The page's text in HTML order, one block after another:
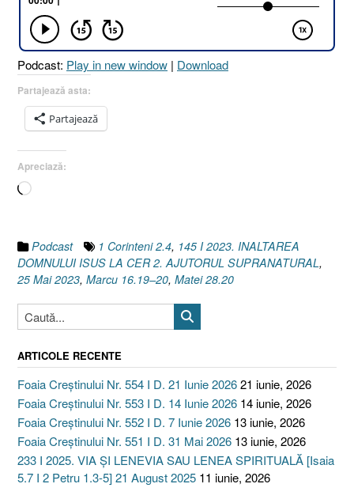
2.
Podcast: Play in new window | Download
Partajează asta:
Partajează
Apreciază:
Încarc...
Podcast 1 Corinteni 2.4, 145 I 2023. INALTAREA
DOMNULUI ISUS LA CER 2. AJUTORUL SUPRANATURAL,
25 Mai 2023, Marcu 16.19–20, Matei 28.20
ARTICOLE RECENTE
Foaia Creștinului Nr. 554 I D. 21 Iunie 202621 iunie, 2026
Foaia Creștinului Nr. 553 I D. 14 Iunie 2026 14 iunie, 2026
Foaia Creștinului Nr. 552 I D. 7 Iunie 2026 13 iunie, 2026
Foaia Creștinului Nr. 551 I D. 31 Mai 2026 13 iunie, 2026
233 I 2025. VIA ȘI LENEVIA SAU LENEA SPIRITUALĂ [Isaia
5.7 I 2 Petru 1.3-5] 21 August 2025 11 iunie, 2026